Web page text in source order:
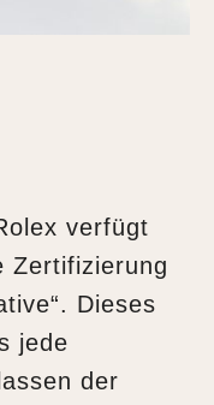
verfügt
Zertifizierung
Dieses
jede
der